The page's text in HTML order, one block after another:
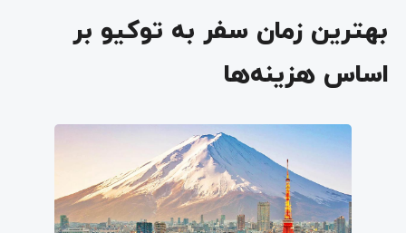
بهترین زمان سفر به توکیو بر
اساس هزینه‌ها